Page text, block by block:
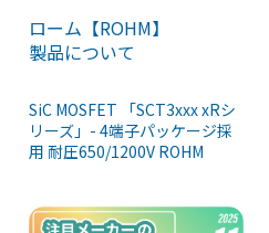
ローム【ROHM】
製品について
SiC MOSFET 「SCT3xxx xRシ
リーズ」- 4端子パッケージ採
用 耐圧650/1200V ROHM